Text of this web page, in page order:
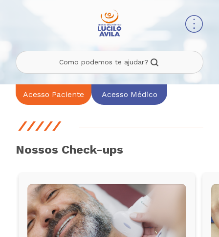
Como podemos te ajudar?
Acesso Paciente Acesso Médico
Nossos Check-ups